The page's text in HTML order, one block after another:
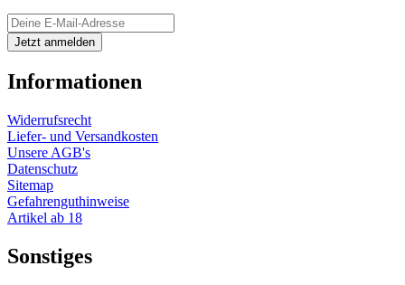
Informationen
Widerrufsrecht
Liefer- und Versandkosten
Unsere AGB's
Datenschutz
Sitemap
Gefahrenguthinweise
Artikel ab 18
Sonstiges